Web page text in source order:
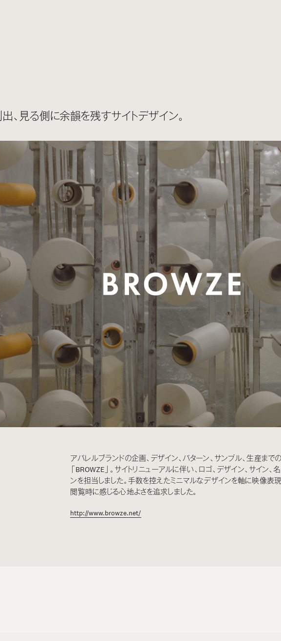
、見る側に余韻を残すサイトデザイン。
アパレルブランドの企画、デザイン、パターン、サンプル、生産まで
「BROWZE」。サイトリニューアルに伴い、ロゴ、デザイン、サイン
ンを担当しました。手数を控えたミニマルなデザインを軸に映像表
閲覧時に感じる心地よさを追求しました。
http://www.browze.net/